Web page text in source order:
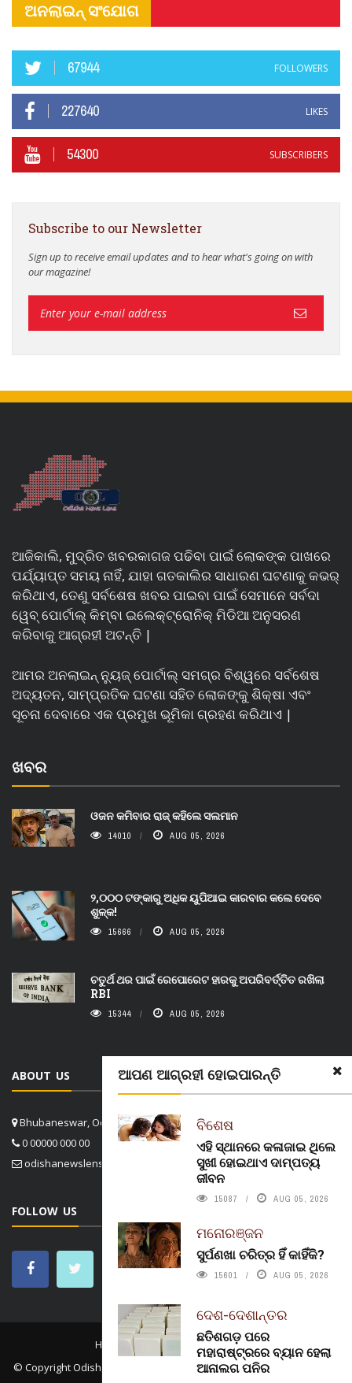
ଆପଣ ଆଗ୍ରହୀ ହୋଇପାରନ୍ତି
ବିଶେଷ
ଏହି ସ୍ଥାନରେ କଳାଜାଇ ଥିଲେ
ସୁଖୀ ହୋଇଥାଏ ଦାମ୍ପତ୍ୟ
ଜୀବନ
15087 AUG 05, 2026
ମନୋରଞ୍ଜନ
ସୁର୍ପଣଖା ଚରିତ୍ର ହିଁ କାହିଁକି?
15601 AUG 05, 2026
ଦେଶ-ଦେଶାନ୍ତର
ଛତିଶଗଡ଼ ପରେ
ମହାରାଷ୍ଟ୍ରରେ ବ୍ୟାନ ହେଲା
ଆନାଲଗ ପନିର
ଅନଲାଇନ୍ ସଂଯୋଗ
67944 FOLLOWERS
227640 LIKES
54300 SUBSCRIBERS
Subscribe to our Newsletter
Sign up to receive email updates and to hear what's going on with
our magazine!
ଆଜିକାଲି, ମୁଦ୍ରିତ ଖବରକାଗଜ ପଢିବା ପାଇଁ ଲୋକଙ୍କ ପାଖରେ
ପର୍ଯ୍ୟାପ୍ତ ସମୟ ନାହିଁ, ଯାହା ଗତକାଲିର ସାଧାରଣ ଘଟଣାକୁ କଭର୍
କରିଥାଏ, ତେଣୁ ସର୍ବଶେଷ ଖବର ପାଇବା ପାଇଁ ସେମାନେ ସର୍ବଦା
ୱେବ୍ ପୋର୍ଟାଲ୍ କିମ୍ବା ଇଲେକ୍ଟ୍ରୋନିକ୍ ମିଡିଆ ଅନୁସରଣ
କରିବାକୁ ଆଗ୍ରହୀ ଅଟନ୍ତି |
ଆମର ଅନଲାଇନ୍ ନ୍ୟୁଜ୍ ପୋର୍ଟାଲ୍ ସମଗ୍ର ବିଶ୍ୱରେ ସର୍ବଶେଷ
ଅଦ୍ୟତନ, ସାମ୍ପ୍ରତିକ ଘଟଣା ସହିତ ଲୋକଙ୍କୁ ଶିକ୍ଷା ଏବଂ
ସୂଚନା ଦେବାରେ ଏକ ପ୍ରମୁଖ ଭୂମିକା ଗ୍ରହଣ କରିଥାଏ |
ଖବର
ଓଜନ କମିବାର ରାଜ୍ କହିଲେ ସଲମାନ
14010 AUG 05, 2026
୨,୦୦୦ ଟଙ୍କାରୁ ଅଧିକ ୟୁପିଆଇ କାରବାର କଲେ ଦେବେ
ଶୁଳ୍କ!
15666 AUG 05, 2026
ଚତୁର୍ଥ ଥର ପାଇଁ ରେପୋରେଟ ହାରକୁ ଅପରିବର୍ତ୍ତିତ ରଖିଲା
RBI
15344 AUG 05, 2026
ABOUT US
Bhubaneswar, Odisha, India
0 00000 000 00
odishanewslens@gmail.com
FOLLOW US
HOME CONTACT US ABOUT US
© CopyrightOdisha News Lens 4.1
. All rights reserved. in association